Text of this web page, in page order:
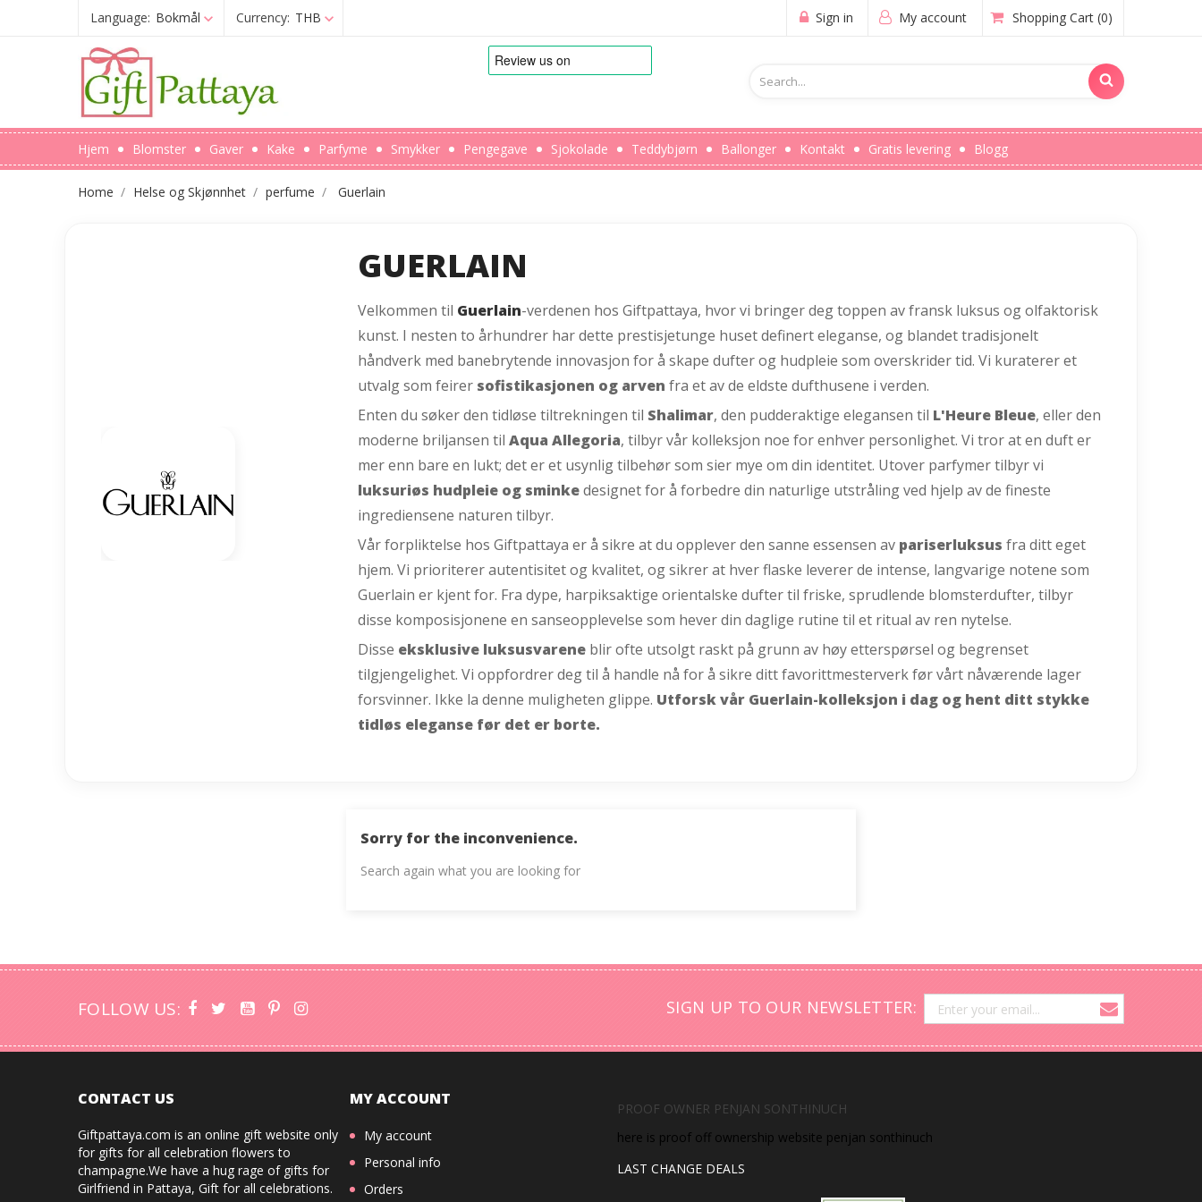
Language: Bokmål Currency: THB My account
Sign in Shopping Cart (0)
Hjem Blomster Gaver Kake Parfyme Smykker Pengegave Sjokolade Teddybjørn Ballonger Kontakt Gratis levering Blogg
Home Helse og Skjønnhet perfume Guerlain
GUERLAIN
Velkommen til Guerlain-verdenen hos Giftpattaya, hvor vi bringer deg toppen av fransk luksus og olfaktorisk
kunst. I nesten to århundrer har dette prestisjetunge huset definert eleganse, og blandet tradisjonelt
håndverk med banebrytende innovasjon for å skape dufter og hudpleie som overskrider tid. Vi kuraterer et
utvalg som feirer sofistikasjonen og arven fra et av de eldste dufthusene i verden.
Enten du søker den tidløse tiltrekningen til Shalimar, den pudderaktige elegansen til L'Heure Bleue, eller den
moderne briljansen til Aqua Allegoria, tilbyr vår kolleksjon noe for enhver personlighet. Vi tror at en duft er
mer enn bare en lukt; det er et usynlig tilbehør som sier mye om din identitet. Utover parfymer tilbyr vi
luksuriøs hudpleie og sminkedesignet for å forbedre din naturlige utstråling ved hjelp av de fineste
ingrediensene naturen tilbyr.
Vår forpliktelse hos Giftpattaya er å sikre at du opplever den sanne essensen av pariserluksus fra ditt eget
hjem. Vi prioriterer autentisitet og kvalitet, og sikrer at hver flaske leverer de intense, langvarige notene som
Guerlain er kjent for. Fra dype, harpiksaktige orientalske dufter til friske, sprudlende blomsterdufter, tilbyr
disse komposisjonene en sanseopplevelse som hever din daglige rutine til et ritual av ren nytelse.
Disse eksklusive luksusvarene blir ofte utsolgt raskt på grunn av høy etterspørsel og begrenset
tilgjengelighet. Vi oppfordrer deg til å handle nå for å sikre ditt favorittmesterverk før vårt nåværende lager
forsvinner. Ikke la denne muligheten glippe. Utforsk vår Guerlain-kolleksjon i dag og hent ditt stykke
tidløs eleganse før det er borte.
Sorry for the inconvenience.
Search again what you are looking for
SIGN UP TO OUR NEWSLETTER:
FOLLOW US:
CONTACT US
Giftpattaya.com is an online gift website only
for gifts for all celebration flowers to
champagne.We have a hug rage of gifts for
Girlfriend in Pattaya, Gift for all celebrations.
MY ACCOUNT
My account
Personal info
Orders
PROOF OWNER PENJAN SONTHINUCH
here is proof off ownership website penjan sonthinuch
LAST CHANGE DEALS